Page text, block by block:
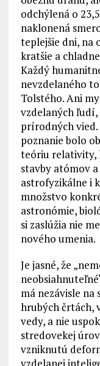
odchýlená o
naklonená
teplejšie dni, na
kratšie a
Každý
nevzdelaného
Tolstého. Ani
vzdelaných
prírodných
poznanie bolo
teóriu relativity,
stavby atómov
astrofyzikálne i
množstvo
astronómie,
si zaslúžia nie
nového umenia.
Je jasné, že
má nezávisle na
hrubých črtách,
vedy, a nie
stredovekej
vzniknutú